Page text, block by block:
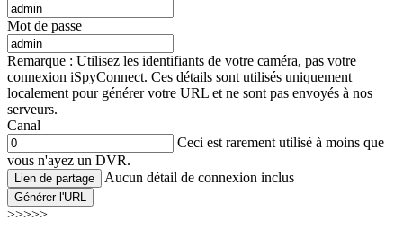
Mot de passe
Remarque : Utilisez les identifiants de votre caméra, pas votre
connexion iSpyConnect. Ces détails sont utilisés uniquement
localement pour générer votre URL et ne sont pas envoyés à nos
serveurs.
Canal
Ceci est rarement utilisé à moins que
vous n'ayez un DVR.
Lien de partage Aucun détail de connexion inclus
Générer l'URL
>>>>>